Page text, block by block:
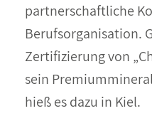
partnerschaftliche
Berufsorganisation.
Zertifizierung von
sein
hieß es dazu in Kiel.